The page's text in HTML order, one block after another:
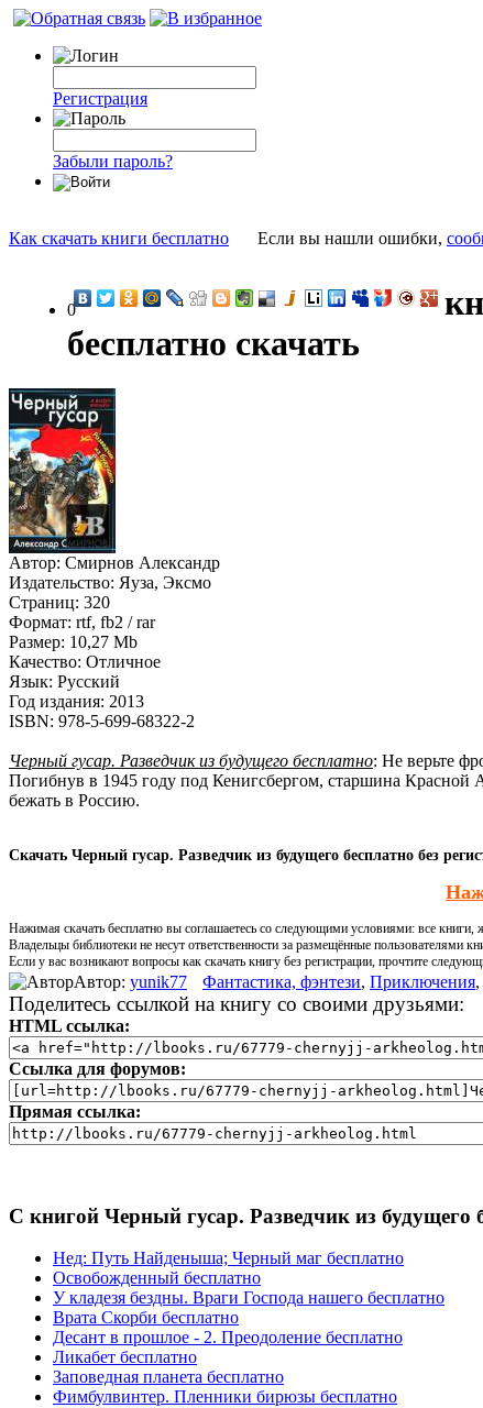
Регистрация
Забыли пароль?
Как скачать книги бесплатно Если вы нашли ошибки,
0
бесплатно скачать
Автор: Смирнов Александр
Издательство: Яуза, Эксмо
Страниц: 320
Формат: rtf, fb2 / rar
Размер: 10,27 Mb
Качество: Отличное
Язык: Русский
Год издания: 2013
ISBN: 978-5-699-68322-2
Черный гусар. Разведчик из будущего бесплатно: Не верьте
Погибнув в 1945 году под Кенигсбергом, старшина Красной
бежать в Россию.
Скачать Черный гусар. Разведчик из будущего бесплатно без
Нажимая скачать бесплатно вы соглашаетесь со следующими условиями: все книги,
Владельцы библиотеки не несут ответственности за размещённые пользователями
Если у вас возникают вопросы как скачать книгу без регистрации, прочтите
Автор: yunik77 Фантастика, фэнтези, Приключения,
Поделитесь ссылкой на книгу со своими друзьями:
HTML ссылка:
Ссылка для форумов:
Прямая ссылка:
С книгой Черный гусар. Разведчик из будущего
Нед: Путь Найденыша; Черный маг бесплатно
Освобожденный бесплатно
У кладезя бездны. Враги Господа нашего бесплатно
Врата Скорби бесплатно
Десант в прошлое - 2. Преодоление бесплатно
Ликабет бесплатно
Заповедная планета бесплатно
Фимбулвинтер. Пленники бирюзы бесплатно